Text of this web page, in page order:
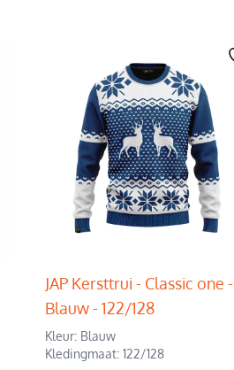
JAP Kersttrui - Classic one -
Blauw - 122/128
Kleur: Blauw
Kledingmaat: 122/128